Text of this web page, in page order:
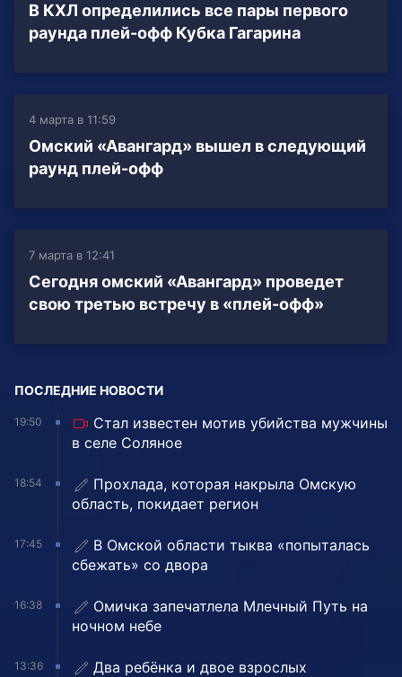
В КХЛ определились все пары первого
раунда плей-офф Кубка Гагарина
4 марта в 11:59
Омский «Авангард» вышел в следующий
раунд плей-офф
7 марта в 12:41
Сегодня омский «Авангард» проведет
свою третью встречу в «плей-офф»
ПОСЛЕДНИЕ НОВОСТИ
19:50
Стал известен мотив убийства мужчины
в селе Соляное
18:54
Прохлада, которая накрыла Омскую
область, покидает регион
17:45
В Омской области тыква «попыталась
сбежать» со двора
16:38
Омичка запечатлела Млечный Путь на
ночном небе
13:36
Два ребёнка и двое взрослых